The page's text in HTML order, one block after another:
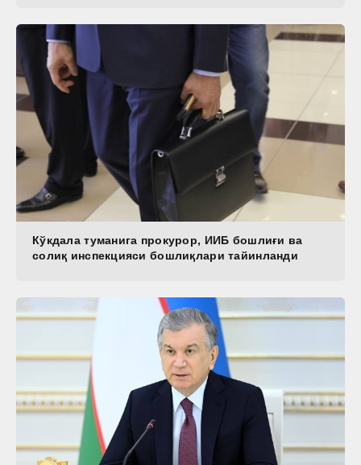
Кўкдала туманига прокурор, ИИБ бошлиғи ва
солиқ инспекцияси бошлиқлари тайинланди